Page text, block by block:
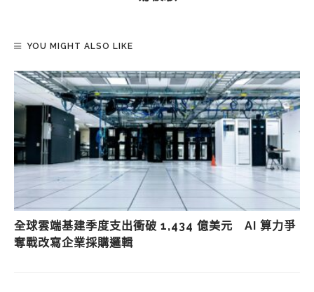
YOU MIGHT ALSO LIKE
全球雲端基建季度支出衝破 1,434 億美元 AI 算力爭
奪戰改寫企業採購邏輯